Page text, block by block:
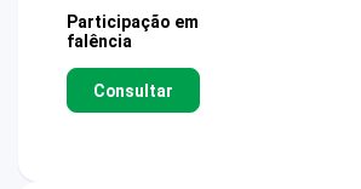
Participação em
falência
Consultar